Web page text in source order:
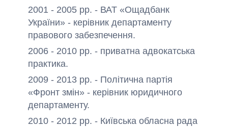
2001 - 2005 рр. - ВАТ «Ощадбанк
України» - керівник департаменту
правового забезпечення.
2006 - 2010 рр. - приватна адвокатська
практика.
2009 - 2013 рр. - Політична партія
«Фронт змін» - керівник юридичного
департаменту.
2010 - 2012 рр. - Київська обласна рада